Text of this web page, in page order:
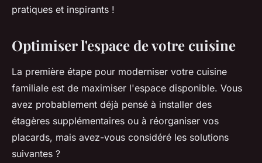
pratiques et inspirants !
Optimiser l'espace de votre cuisine
La première étape pour moderniser votre cuisine
familiale est de maximiser l'espace disponible. Vous
avez probablement déjà pensé à installer des
étagères supplémentaires ou à réorganiser vos
placards, mais avez-vous considéré les solutions
suivantes ?